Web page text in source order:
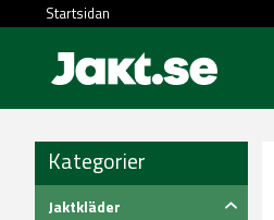
Startsidan
Kategorier
Jaktkläder